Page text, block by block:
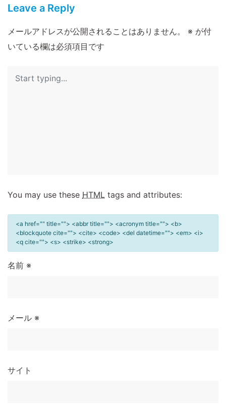
Leave a Reply
メールアドレスが公開されることはありません。 ※ が付
いている欄は必須項目です
You may use these HTML tags and attributes:
<a href="" title=""> <abbr title=""> <acronym title=""> <b>
<blockquote cite=""> <cite> <code> <del datetime=""> <em> <i>
<q cite=""> <s> <strike> <strong>
名前 ※
メール ※
サイト